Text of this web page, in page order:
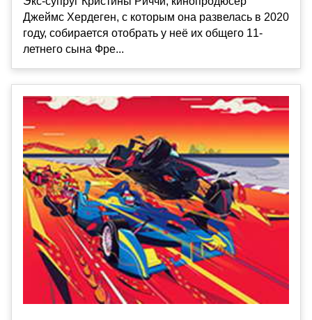
Джеймс Хердеген, с которым она развелась в 2020
году, собирается отобрать у неё их общего 11-
летнего сына Фре...